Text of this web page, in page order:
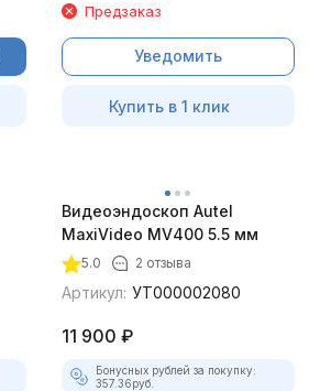
Предзаказ
Уведомить
Купить в 1 клик
Видеоэндоскоп Autel
MaxiVideo MV400 5.5 мм
5.0 2 отзыва
Артикул: УТ000002080
11 900 ₽
Бонусных рублей за покупку:
357.36руб.